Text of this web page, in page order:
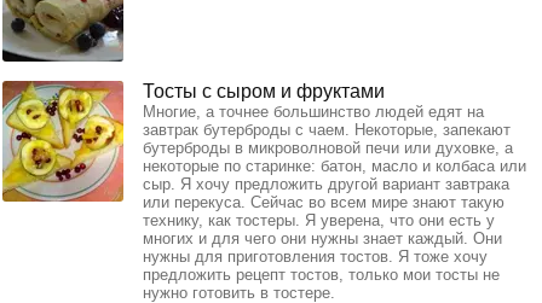
Тосты с сыром и фруктами
Многие, а точнее большинство людей едят на
завтрак бутерброды с чаем. Некоторые, запекают
бутерброды в микроволновой печи или духовке, а
некоторые по старинке: батон, масло и колбаса или
сыр. Я хочу предложить другой вариант завтрака
или перекуса. Сейчас во всем мире знают такую
технику, как тостеры. Я уверена, что они есть у
многих и для чего они нужны знает каждый. Они
нужны для приготовления тостов. Я тоже хочу
предложить рецепт тостов, только мои тосты не
нужно готовить в тостере.